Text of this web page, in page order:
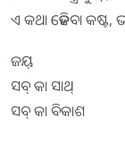
ଏ କଥା ହେଜିବା କଷ୍ଟ,
ଜୟ୍
ସବ୍ କା ସାଥ୍
ସବ୍ କା ବିକାଶ